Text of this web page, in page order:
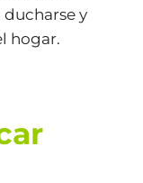
y
hogar.